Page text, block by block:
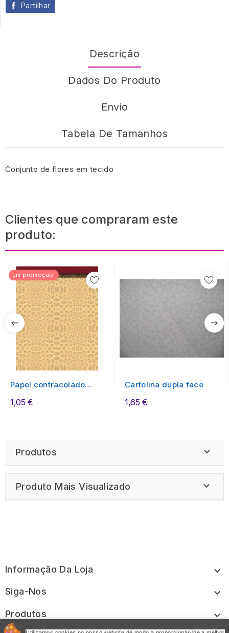
Partilhar
Descrição
Dados Do Produto
Envio
Tabela De Tamanhos
Conjunto de flores em tecido
Clientes que compraram este
produto:
Em promoção!
Papel contracolado
1,05 €
Cartolina dupla face
1,65 €
Produtos 
Produto Mais Visualizado 
Informação Da Loja 
Siga-Nos 
Produtos 